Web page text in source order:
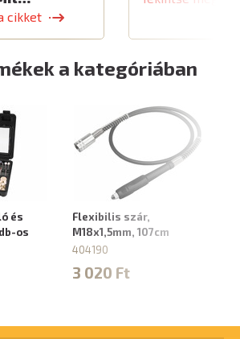
cikket
a kategóriában
és
os
Flexibilis szár,
M18x1,5mm, 107cm
404190
3 020 Ft